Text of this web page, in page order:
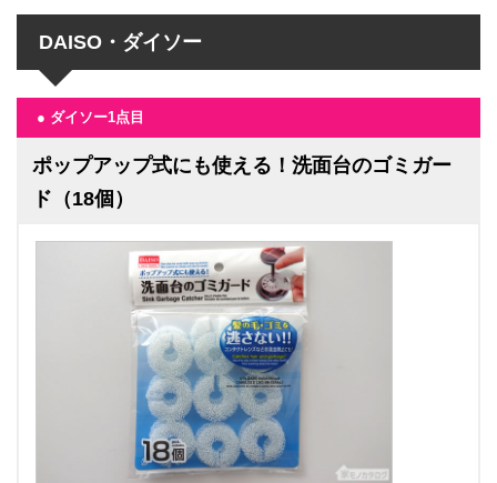
DAISO・ダイソー
● ダイソー1点目
ポップアップ式にも使える！洗面台のゴミガー
ド（18個）